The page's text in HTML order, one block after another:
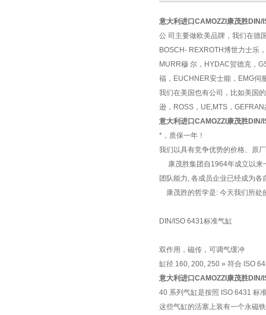
意大利进口CAMOZZI康茂胜DIN/
公 司主要做欧美品牌，我们在德
BOSCH- REXROTH博世力士乐
MURR穆 尔，HYDAC贺德克，
福，EUCHNER安士能，EMG伺
我们在美国也有公司，比如美国
逊，ROSS，UE,MTS，
意大利进口CAMOZZI康茂胜DIN/
*，质保一年！
我们以具有竞争优势的价格、原
康茂胜集团自1964年成立以来
团队能力, 各成员企业已经成为
康茂胜的哲学是: 今天我们所处
DIN/ISO 6431标准气缸
双作用，磁传，可调气缓冲
缸径 160, 200, 250 » 符合 ISO
意大利进口CAMOZZI康茂胜DIN/
40 系列气缸是按照 ISO 6431 标
这些气缸的活塞上装有一个永磁